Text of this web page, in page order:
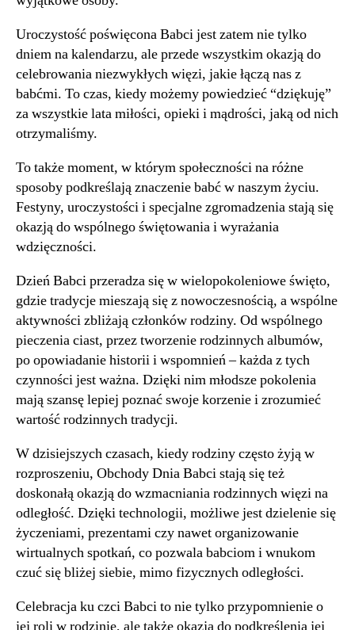
Uroczystość poświęcona Babci jest zatem nie tylko
dniem na kalendarzu, ale przede wszystkim okazją do
celebrowania niezwykłych więzi, jakie łączą nas z
babćmi. To czas, kiedy możemy powiedzieć “dziękuję”
za wszystkie lata miłości, opieki i mądrości, jaką od nich
otrzymaliśmy.
To także moment, w którym społeczności na różne
sposoby podkreślają znaczenie babć w naszym życiu.
Festyny, uroczystości i specjalne zgromadzenia stają się
okazją do wspólnego świętowania i wyrażania
wdzięczności.
Dzień Babci przeradza się w wielopokoleniowe święto,
gdzie tradycje mieszają się z nowoczesnością, a wspólne
aktywności zbliżają członków rodziny. Od wspólnego
pieczenia ciast, przez tworzenie rodzinnych albumów,
po opowiadanie historii i wspomnień – każda z tych
czynności jest ważna. Dzięki nim młodsze pokolenia
mają szansę lepiej poznać swoje korzenie i zrozumieć
wartość rodzinnych tradycji.
W dzisiejszych czasach, kiedy rodziny często żyją w
rozproszeniu, Obchody Dnia Babci stają się też
doskonałą okazją do wzmacniania rodzinnych więzi na
odległość. Dzięki technologii, możliwe jest dzielenie się
życzeniami, prezentami czy nawet organizowanie
wirtualnych spotkań, co pozwala babciom i wnukom
czuć się bliżej siebie, mimo fizycznych odległości.
Celebracja ku czci Babci to nie tylko przypomnienie o